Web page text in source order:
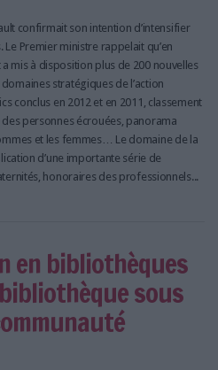
confirmait son intention d’intensifier
Premier ministre rappelait qu’en
mis à disposition plus de 200 nouvelles
stratégiques de l’action
conclus en 2012 et en 2011, classement
personnes écrouées, panorama
et les femmes… Le domaine de la
d’une importante série de
honoraires des professionnels...
en bibliothèques
sous